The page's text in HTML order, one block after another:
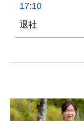
17:10
退社